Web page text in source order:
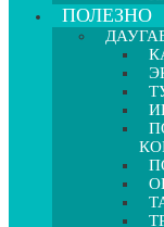
ПОЛЕЗНО